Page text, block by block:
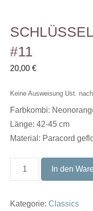
#11
20,00 €
Keine Ausweisung Ust.
Farbkombi:
Länge: 42-45 cm
Material: Paracord
Schlüsselband
CLASSIC
Menge
In den
Kategorie: Classics